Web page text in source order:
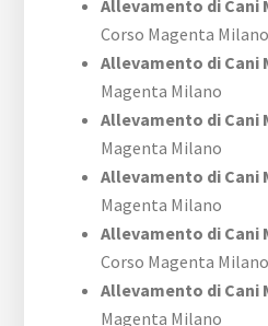
Allevamento di Cani
Corso Magenta Milano
Allevamento di Cani
Magenta Milano
Allevamento di Cani
Magenta Milano
Allevamento di Cani
Magenta Milano
Allevamento di Cani
Corso Magenta Milano
Allevamento di Cani
Magenta Milano